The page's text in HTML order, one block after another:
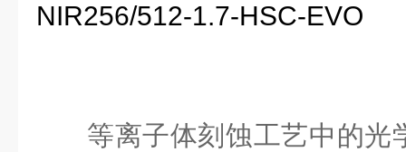
NIR256/512-1.7-HSC-EVO
等离子体刻蚀工艺中的光